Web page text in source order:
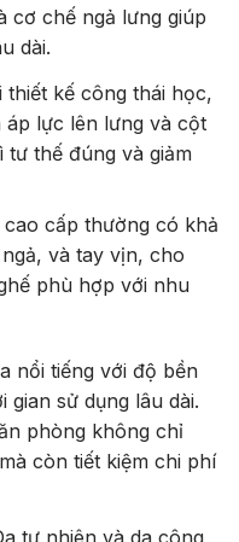
cơ chế ngả lưng giúp
dài.
thiết kế công thái học,
áp lực lên lưng và cột
tư thế đúng và giảm
cao cấp thường có khả
và tay vịn, cho
phù hợp với nhu
nổi tiếng với độ bền
sử dụng lâu dài.
phòng không chỉ
còn tiết kiệm chi phí
tự nhiên và da công